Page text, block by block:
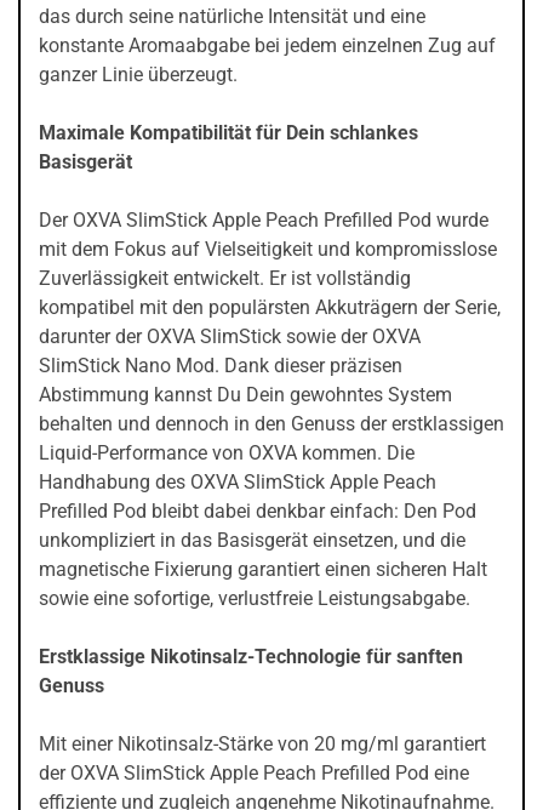
das durch seine natürliche Intensität und eine
konstante Aromaabgabe bei jedem einzelnen Zug auf
ganzer Linie überzeugt.
Maximale Kompatibilität für Dein schlankes
Basisgerät
Der OXVA SlimStick Apple Peach Prefilled Pod wurde
mit dem Fokus auf Vielseitigkeit und kompromisslose
Zuverlässigkeit entwickelt. Er ist vollständig
kompatibel mit den populärsten Akkuträgern der Serie,
darunter der OXVA SlimStick sowie der OXVA
SlimStick Nano Mod. Dank dieser präzisen
Abstimmung kannst Du Dein gewohntes System
behalten und dennoch in den Genuss der erstklassigen
Liquid-Performance von OXVA kommen. Die
Handhabung des OXVA SlimStick Apple Peach
Prefilled Pod bleibt dabei denkbar einfach: Den Pod
unkompliziert in das Basisgerät einsetzen, und die
magnetische Fixierung garantiert einen sicheren Halt
sowie eine sofortige, verlustfreie Leistungsabgabe.
Erstklassige Nikotinsalz-Technologie für sanften
Genuss
Mit einer Nikotinsalz-Stärke von 20 mg/ml garantiert
der OXVA SlimStick Apple Peach Prefilled Pod eine
effiziente und zugleich angenehme Nikotinaufnahme.